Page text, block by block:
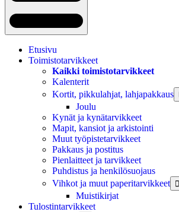
Etusivu
Toimistotarvikkeet
Kaikki toimistotarvikkeet
Kalenterit
Kortit, pikkulahjat, lahjapakkaus
Joulu
Kynät ja kynätarvikkeet
Mapit, kansiot ja arkistointi
Muut työpistetarvikkeet
Pakkaus ja postitus
Pienlaitteet ja tarvikkeet
Puhdistus ja henkilösuojaus
Vihkot ja muut paperitarvikkeet

Muistikirjat
Tulostintarvikkeet